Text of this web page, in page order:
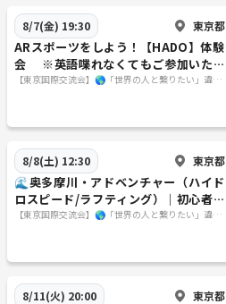
8/7(金) 19:30 東京都
ARスポーツをしよう！【HADO】体験
会 ※英語喋れなくてもご参加いただ
けます。
【東京国際交流会】🌎「世界の人と繋りたい」違う
8/8(土) 12:30 東京都
🌊奥多摩川・アドベンチャー（ハイド
ロスピード/ラフティング）｜初心者大
歓迎・日帰りBBQ付き 🚣‍♂️🔥
【東京国際交流会】🌎「世界の人と繋りたい」違う
8/11(火) 20:00 東京都